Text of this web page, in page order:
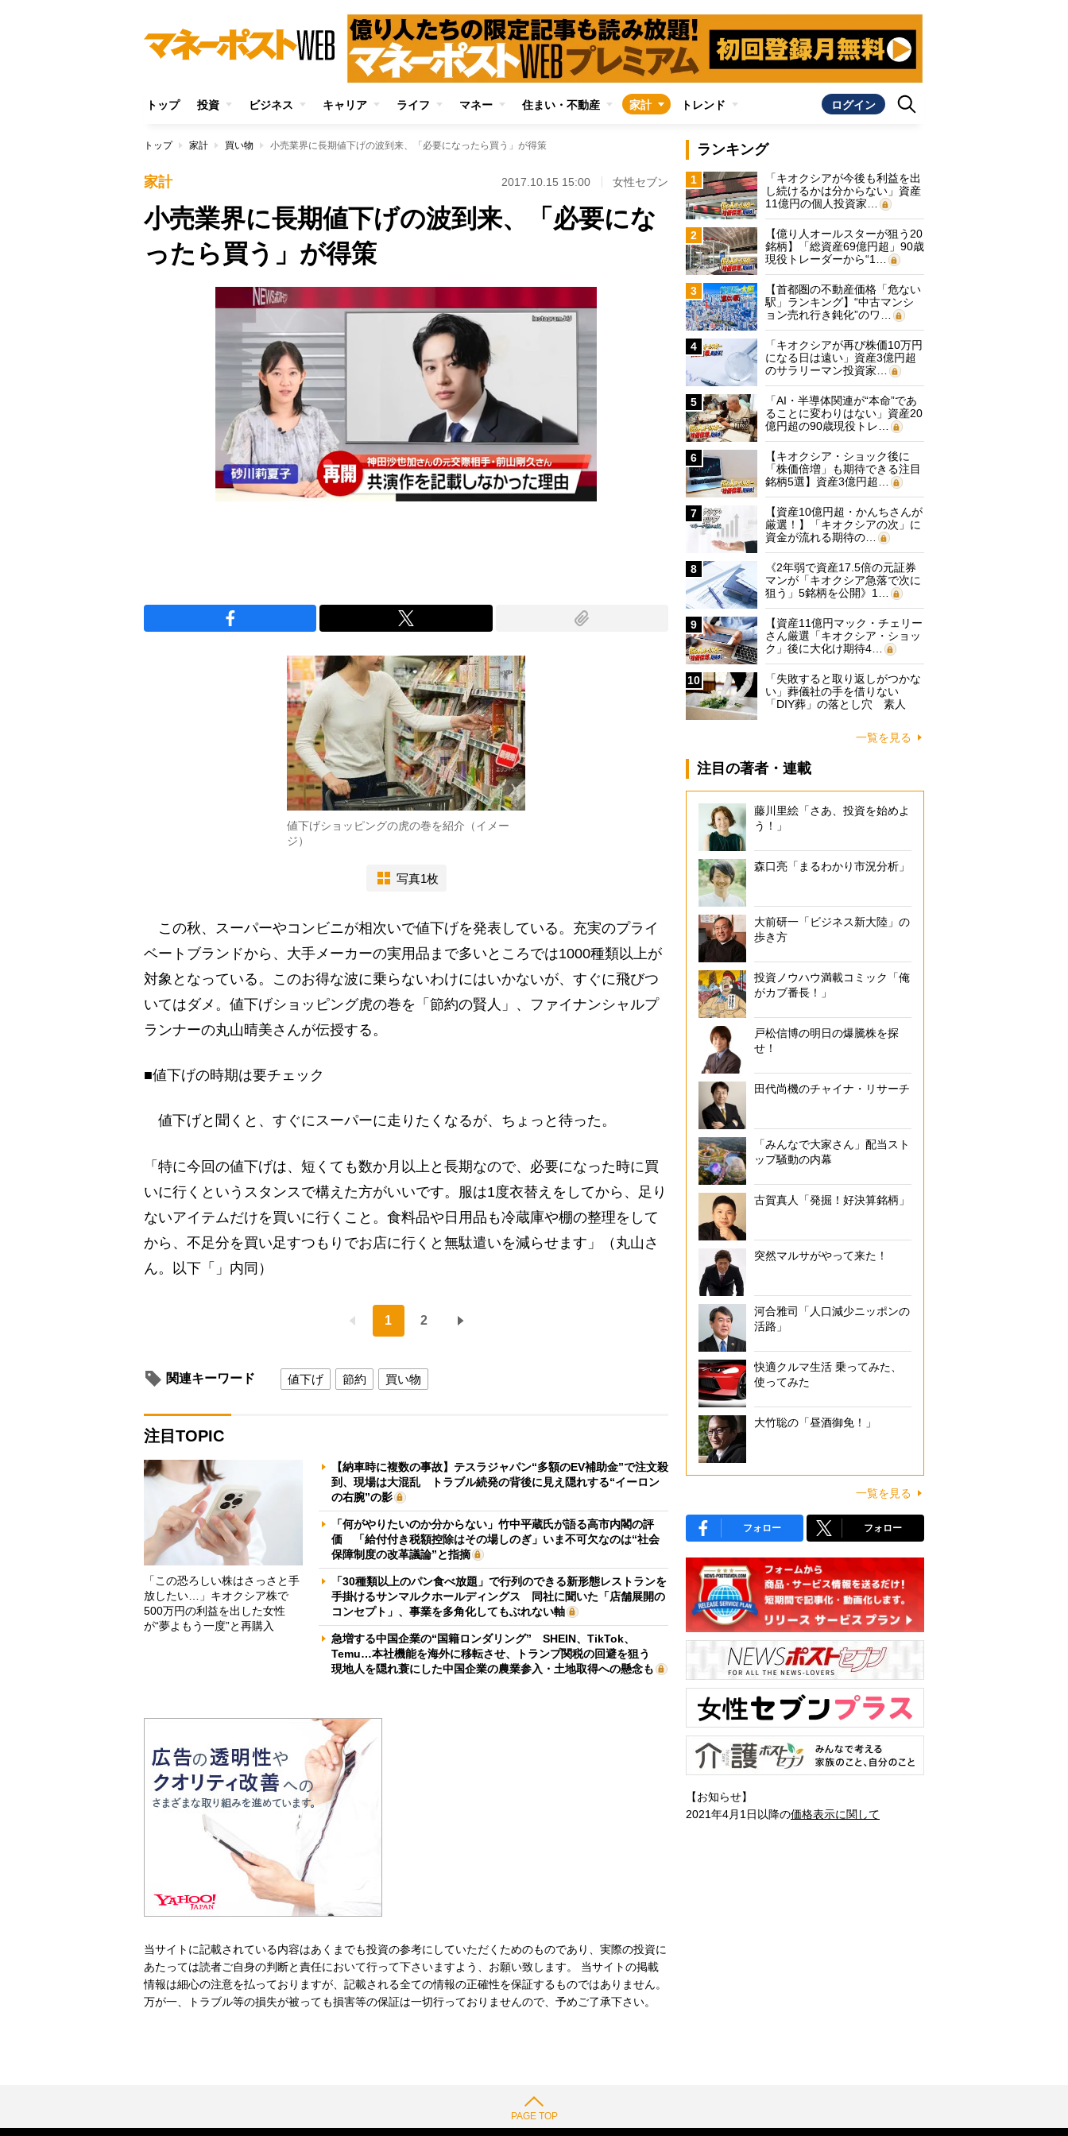
トップ 投資 ビジネス キャリア ライフ マネー 住まい・不動産 家計 トレンド ログイン
トップ 家計 買い物 小売業界に長期値下げの波到来、「必要になったら買う」が得策
家計 2017.10.15 15:00 女性セブン
小売業界に長期値下げの波到来、「必要にな
ったら買う」が得策
値下げショッピングの虎の巻を紹介（イメー
ジ）
写真1枚
この秋、スーパーやコンビニが相次いで値下げを発表している。充実のプライ
ベートブランドから、大手メーカーの実用品まで多いところでは1000種類以上が
対象となっている。このお得な波に乗らないわけにはいかないが、すぐに飛びつ
いてはダメ。値下げショッピング虎の巻を「節約の賢人」、ファイナンシャルプ
ランナーの丸山晴美さんが伝授する。
■値下げの時期は要チェック
値下げと聞くと、すぐにスーパーに走りたくなるが、ちょっと待った。
「特に今回の値下げは、短くても数か月以上と長期なので、必要になった時に買
いに行くというスタンスで構えた方がいいです。服は1度衣替えをしてから、足り
ないアイテムだけを買いに行くこと。食料品や日用品も冷蔵庫や棚の整理をして
から、不足分を買い足すつもりでお店に行くと無駄遣いを減らせます」（丸山さ
ん。以下「」内同）
1 2
関連キーワード 値下げ 節約 買い物
注目TOPIC
「この恐ろしい株はさっさと手
放したい…」キオクシア株で
500万円の利益を出した女性
が“夢よもう一度”と再購入
【納車時に複数の事故】テスラジャパン“多額のEV補助金”で注文殺
到、現場は大混乱 トラブル続発の背後に見え隠れする“イーロン
の右腕”の影
「何がやりたいのか分からない」竹中平蔵氏が語る高市内閣の評
価 「給付付き税額控除はその場しのぎ」いま不可欠なのは“社会
保障制度の改革議論”と指摘
「30種類以上のパン食べ放題」で行列のできる新形態レストランを
手掛けるサンマルクホールディングス 同社に聞いた「店舗展開の
コンセプト」、事業を多角化してもぶれない軸
急増する中国企業の“国籍ロンダリング” SHEIN、TikTok、
Temu…本社機能を海外に移転させ、トランプ関税の回避を狙う
現地人を隠れ蓑にした中国企業の農業参入・土地取得への懸念も
当サイトに記載されている内容はあくまでも投資の参考にしていただくためのものであり、実際の投資に
あたっては読者ご自身の判断と責任において行って下さいますよう、お願い致します。 当サイトの掲載
情報は細心の注意を払っておりますが、記載される全ての情報の正確性を保証するものではありません。
万が一、トラブル等の損失が被っても損害等の保証は一切行っておりませんので、予めご了承下さい。
ランキング
1
「キオクシアが今後も利益を出
し続けるかは分からない」資産
11億円の個人投資家…
2
【億り人オールスターが狙う20
銘柄】「総資産69億円超」90歳
現役トレーダーから“1…
3
【首都圏の不動産価格「危ない
駅」ランキング】“中古マンシ
ョン売れ行き鈍化”のワ…
4
「キオクシアが再び株価10万円
になる日は遠い」資産3億円超
のサラリーマン投資家…
5
「AI・半導体関連が“本命”であ
ることに変わりはない」資産20
億円超の90歳現役トレ…
6
【キオクシア・ショック後に
「株価倍増」も期待できる注目
銘柄5選】資産3億円超…
7
【資産10億円超・かんちさんが
厳選！】「キオクシアの次」に
資金が流れる期待の…
8
《2年弱で資産17.5倍の元証券
マンが「キオクシア急落で次に
狙う」5銘柄を公開》1…
9
【資産11億円マック・チェリー
さん厳選「キオクシア・ショッ
ク」後に大化け期待4…
10
「失敗すると取り返しがつかな
い」葬儀社の手を借りない
「DIY葬」の落とし穴 素人
一覧を見る
注目の著者・連載
藤川里絵「さあ、投資を始めよ
う！」
森口亮「まるわかり市況分析」
大前研一「ビジネス新大陸」の
歩き方
投資ノウハウ満載コミック「俺
がカブ番長！」
戸松信博の明日の爆騰株を探
せ！
田代尚機のチャイナ・リサーチ
「みんなで大家さん」配当スト
ップ騒動の内幕
古賀真人「発掘！好決算銘柄」
突然マルサがやって来た！
河合雅司「人口減少ニッポンの
活路」
快適クルマ生活 乗ってみた、
使ってみた
大竹聡の「昼酒御免！」
一覧を見る
フォロー フォロー
【お知らせ】
2021年4月1日以降の価格表示に関して
PAGE TOP